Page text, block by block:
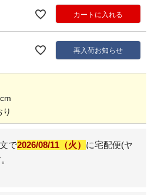
カートに入れる
再入荷お知らせ
で2026/08/11（火） に宅配便(ヤ